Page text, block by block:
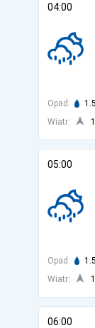
04:00
Opad:
Wiatr:
05:00
Opad:
Wiatr:
06:00